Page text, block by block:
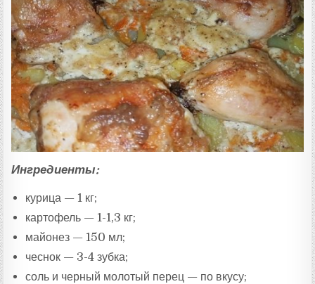
Ингредиенты:
курица — 1 кг;
картофель — 1-1,3 кг;
майонез — 150 мл;
чеснок — 3-4 зубка;
соль и черный молотый перец — по вкусу;